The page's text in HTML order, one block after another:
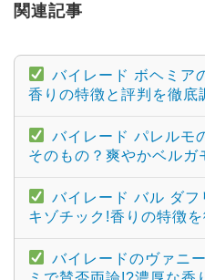
関連記事
バイレード ボヘミア
香りの特徴と評判を徹底
バイレード パレルモ
そのもの？爽やかベルガ
バイレード バル ダ
キゾチック!香りの特徴
バイレードのヴァニ